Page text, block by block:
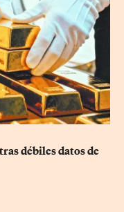
débiles datos de